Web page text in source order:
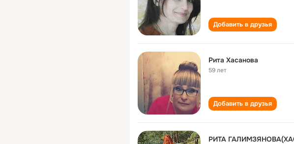
Добавить в друзья
Рита Хасанова
59 лет
Добавить в друзья
РИТА